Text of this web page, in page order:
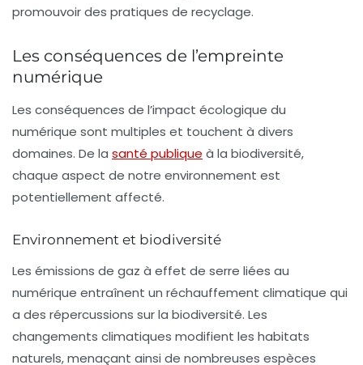
promouvoir des pratiques de recyclage.
Les conséquences de l’empreinte
numérique
Les conséquences de l’impact écologique du
numérique sont multiples et touchent à divers
domaines. De la santé publique à la biodiversité,
chaque aspect de notre environnement est
potentiellement affecté.
Environnement et biodiversité
Les émissions de gaz à effet de serre liées au
numérique entraînent un réchauffement climatique qui
a des répercussions sur la biodiversité. Les
changements climatiques modifient les habitats
naturels, menaçant ainsi de nombreuses espèces